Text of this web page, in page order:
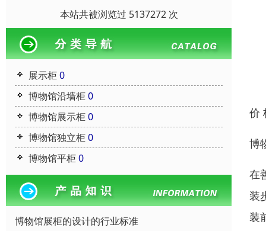
本站共被浏览过 5137272 次
展示柜0
博物馆沿墙柜0
博物馆展示柜0
博物馆独立柜0
博物馆平柜0
博物馆展柜的设计的行业标准
价
博
在
装
装